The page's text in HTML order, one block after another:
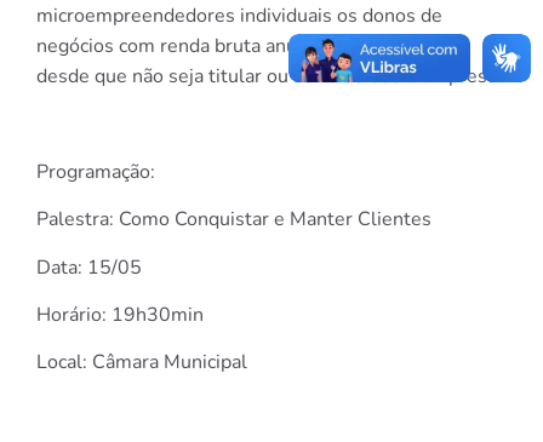
microempreendedores individuais os donos de
negócios com renda bruta anual de até R$ 81 mil,
desde que não seja titular ou sócio de outra empresa.
Programação:
Palestra: Como Conquistar e Manter Clientes
Data: 15/05
Horário: 19h30min
Local: Câmara Municipal